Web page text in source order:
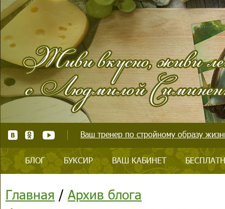
Ваш тренер по стройному образу
БЛОГ БУКСИР ВАШ КАБИНЕТ
Главная / Архив блога